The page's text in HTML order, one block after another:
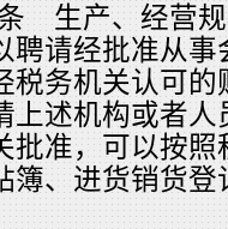
生产、经营
聘请经批准从
税务机关认可
上述机构或者
批准，可以按
簿、进货销货